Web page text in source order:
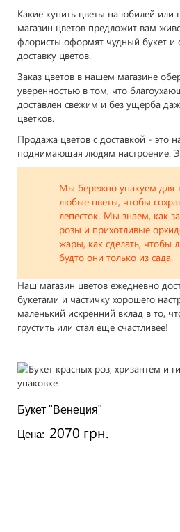
Какие купить цветы на юбилей или
магазин цветов предложит вам
флористы оформят чудный букет и
доставку цветов.
Заказ цветов в нашем магазине
уверенностью в том, что
доставлен свежим и без ущерба
цветков.
Продажа цветов с доставкой - это
поднимающая людям настроение.
Мы бережно упакуем для
любые цветы, чтобы
лепесток. Мы знаем, как
розы и прихотливые
жары, как сделать, чтобы
будто они только из сада.
Наш магазин цветов ежедневно
букетами и частичку хорошего
маленький искренний вклад в то,
грустить или стал еще счастливее!
Букет "Венеция"
Цена: 2070 грн.